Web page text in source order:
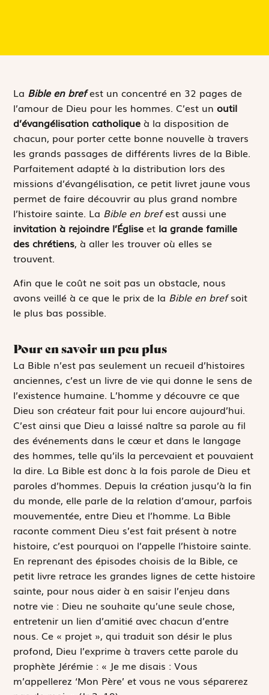
La Bible en brefest un concentré en 32 pages de
l’amour de Dieu pour les hommes. C’est unoutil
d’évangélisation catholique à la disposition de
chacun, pour porter cette bonne nouvelle à travers
les grands passages de différents livres de la Bible.
Parfaitement adapté à la distribution lors des
missions d’évangélisation, ce petit livret jaune vous
permet de faire découvrir au plus grand nombre
l’histoire sainte. La Bible en brefest aussi une
invitation à rejoindre l’Église et la grande famille
des chrétiens, à aller les trouver où elles se
trouvent.
Afin que le coût ne soit pas un obstacle, nous
avons veillé à ce que le prix de la Bible en brefsoit
le plus bas possible.
Pour en savoir un peu plus
La Bible n’est pas seulement un recueil d’histoires
anciennes, c’est un livre de vie qui donne le sens de
l’existence humaine. L’homme y découvre ce que
Dieu son créateur fait pour lui encore aujourd’hui.
C’est ainsi que Dieu a laissé naître sa parole au fil
des événements dans le cœur et dans le langage
des hommes, telle qu’ils la percevaient et pouvaient
la dire. La Bible est donc à la fois parole de Dieu et
paroles d’hommes. Depuis la création jusqu’à la fin
du monde, elle parle de la relation d’amour, parfois
mouvementée, entre Dieu et l’homme. La Bible
raconte comment Dieu s’est fait présent à notre
histoire, c’est pourquoi on l’appelle l’histoire sainte.
En reprenant des épisodes choisis de la Bible, ce
petit livre retrace les grandes lignes de cette histoire
sainte, pour nous aider à en saisir l’enjeu dans
notre vie : Dieu ne souhaite qu’une seule chose,
entretenir un lien d’amitié avec chacun d’entre
nous. Ce « projet », qui traduit son désir le plus
profond, Dieu l’exprime à travers cette parole du
prophète Jérémie : « Je me disais : Vous
m’appellerez ‘Mon Père’ et vous ne vous séparerez